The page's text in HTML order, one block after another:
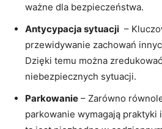
ważne dla bezpieczeństwa.
Antycypacja ⁣sytuacji
–
przewidywanie⁤ zachowań
Dzięki temu‌ można
niebezpiecznych sytuacji.
Parkowanie ⁤–‌ Zarówno
parkowanie wymagają